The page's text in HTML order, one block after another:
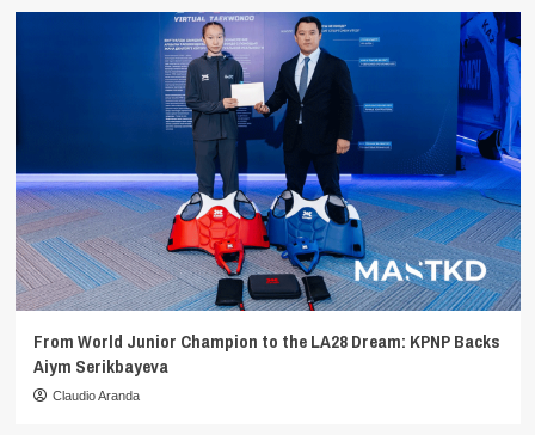
From World Junior Champion to the LA28 Dream: KPNP Backs
Aiym Serikbayeva
Claudio Aranda